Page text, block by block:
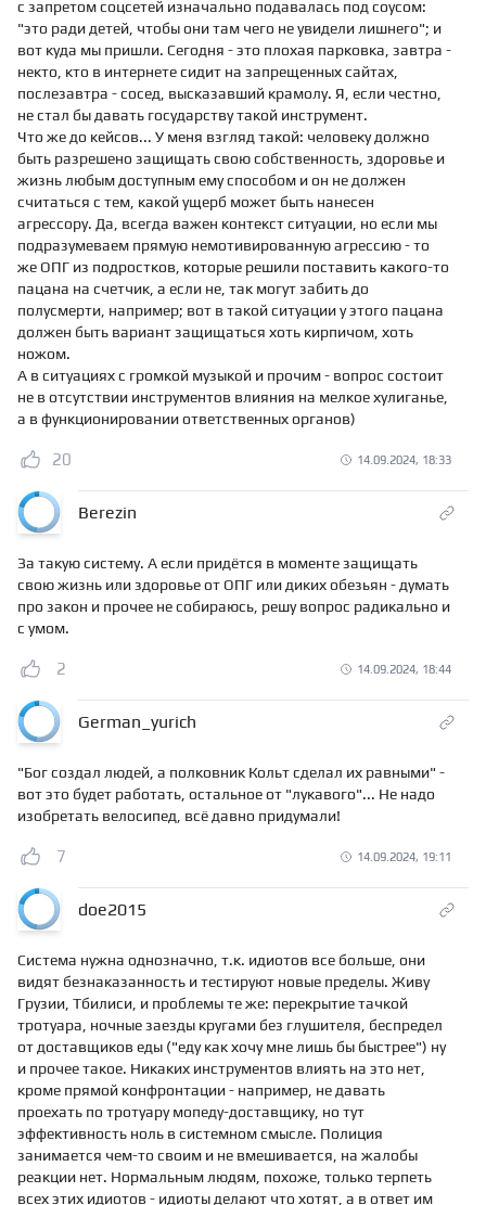
с запретом соцсетей изначально подавалась под соусом:
"это ради детей, чтобы они там чего не увидели лишнего"; и
вот куда мы пришли. Сегодня - это плохая парковка, завтра -
некто, кто в интернете сидит на запрещенных сайтах,
послезавтра - сосед, высказавший крамолу. Я, если честно,
не стал бы давать государству такой инструмент.
Что же до кейсов... У меня взгляд такой: человеку должно
быть разрешено защищать свою собственность, здоровье и
жизнь любым доступным ему способом и он не должен
считаться с тем, какой ущерб может быть нанесен
агрессору. Да, всегда важен контекст ситуации, но если мы
подразумеваем прямую немотивированную агрессию - то
же ОПГ из подростков, которые решили поставить какого-то
пацана на счетчик, а если не, так могут забить до
полусмерти, например; вот в такой ситуации у этого пацана
должен быть вариант защищаться хоть кирпичом, хоть
ножом.
А в ситуациях с громкой музыкой и прочим - вопрос состоит
не в отсутствии инструментов влияния на мелкое хулиганье,
а в функционировании ответственных органов)
20 14.09.2024, 18:33
Berezin
За такую систему. А если придётся в моменте защищать
свою жизнь или здоровье от ОПГ или диких обезьян - думать
про закон и прочее не собираюсь, решу вопрос радикально и
с умом.
2 14.09.2024, 18:44
German_yurich
"Бог создал людей, а полковник Кольт сделал их равными" -
вот это будет работать, остальное от "лукавого"... Не надо
изобретать велосипед, всё давно придумали!
7 14.09.2024, 19:11
doe2015
Система нужна однозначно, т.к. идиотов все больше, они
видят безнаказанность и тестируют новые пределы. Живу
Грузии, Тбилиси, и проблемы те же: перекрытие тачкой
тротуара, ночные заезды кругами без глушителя, беспредел
от доставщиков еды ("еду как хочу мне лишь бы быстрее") ну
и прочее такое. Никаких инструментов влиять на это нет,
кроме прямой конфронтации - например, не давать
проехать по тротуару мопеду-доставщику, но тут
эффективность ноль в системном смысле. Полиция
занимается чем-то своим и не вмешивается, на жалобы
реакции нет. Нормальным людям, похоже, только терпеть
всех этих идиотов - идиоты делают что хотят, а в ответ им